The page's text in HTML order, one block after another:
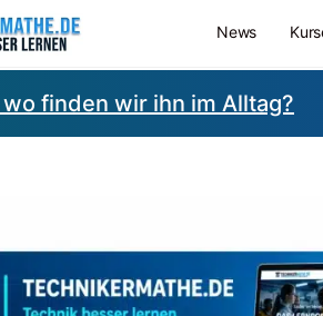
News
finden wir ihn im Alltag?